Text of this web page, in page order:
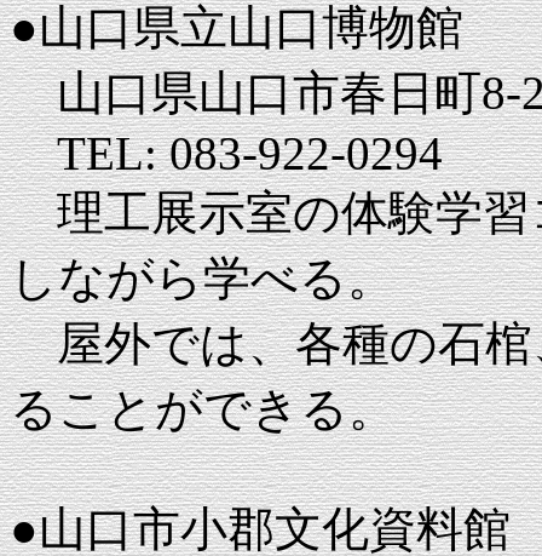
●山口県立山口博物館
山口県山口市春日町8-
TEL: 083-922-0294
理工展示室の体験学習
しながら学べる。
屋外では、各種の石棺
ることができる。
●山口市小郡文化資料館